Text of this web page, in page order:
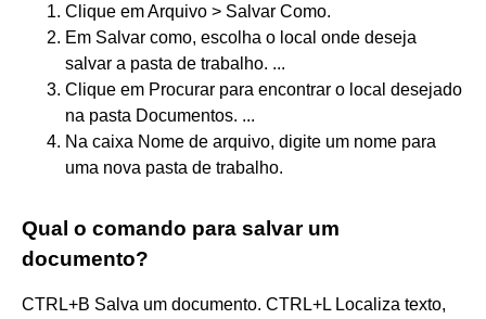
Clique em Arquivo > Salvar Como.
Em Salvar como, escolha o local onde deseja
salvar a pasta de trabalho. ...
Clique em Procurar para encontrar o local desejado
na pasta Documentos. ...
Na caixa Nome de arquivo, digite um nome para
uma nova pasta de trabalho.
Qual o comando para salvar um
documento?
CTRL+B Salva um documento. CTRL+L Localiza texto,